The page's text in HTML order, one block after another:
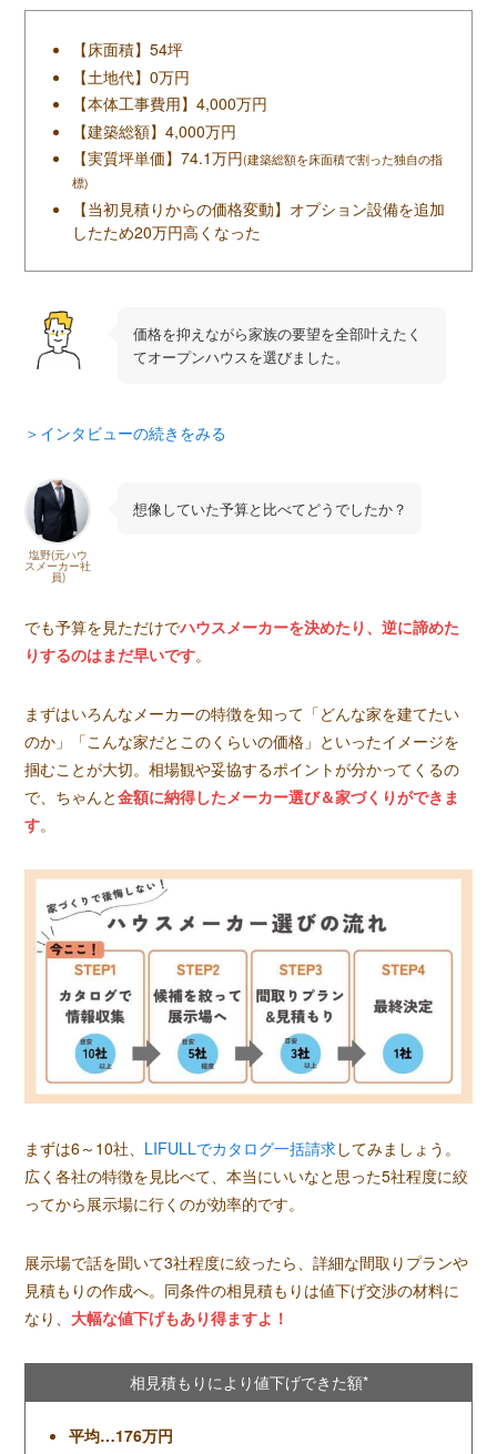
【床面積】54坪
【土地代】0万円
【本体工事費用】4,000万円
【建築総額】4,000万円
【実質坪単価】74.1万円(建築総額を床面積で割った独自の指
標)
【当初見積りからの価格変動】オプション設備を追加
したため20万円高くなった
価格を抑えながら家族の要望を全部叶えたく
てオープンハウスを選びました。
＞インタビューの続きをみる
塩野(元ハウ
スメーカー社
員)
想像していた予算と比べてどうでしたか？
でも予算を見ただけでハウスメーカーを決めたり、逆に諦めた
りするのはまだ早いです。
まずはいろんなメーカーの特徴を知って「どんな家を建てたい
のか」「こんな家だとこのくらいの価格」といったイメージを
掴むことが大切。相場観や妥協するポイントが分かってくるの
で、ちゃんと金額に納得したメーカー選び＆家づくりができま
す。
まずは6～10社、 LIFULLでカタログ一括請求してみましょう。
広く各社の特徴を見比べて、本当にいいなと思った5社程度に絞
ってから展示場に行くのが効率的です。
展示場で話を聞いて3社程度に絞ったら、詳細な間取りプランや
見積もりの作成へ。同条件の相見積もりは値下げ交渉の材料に
なり、 大幅な値下げもあり得ますよ！
相見積もりにより値下げできた額*
平均…176万円